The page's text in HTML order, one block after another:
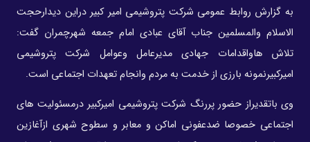
به گزارش روابط عمومی شرکت پتروشیمی امیر کبیر دراین دیدارحجت
الاسلام والمسلمین جناب آقای عبادی امام جمعه شهرچمران گفت:
تلاش هاواقدامات جهادی مدیرعامل وعوامل شرکت پتروشیمی
امیرکبیرنمونه بارزی از خدمت به مردم وانجام تعهدات اجتماعی است.
وی باتقدیراز حضور پررنگ شرکت پتروشیمی امیرکبیر درمسئولیت های
اجتماعی خصوصا ضدعفونی اماکن و معابر و سطوح شهری ازآغازین